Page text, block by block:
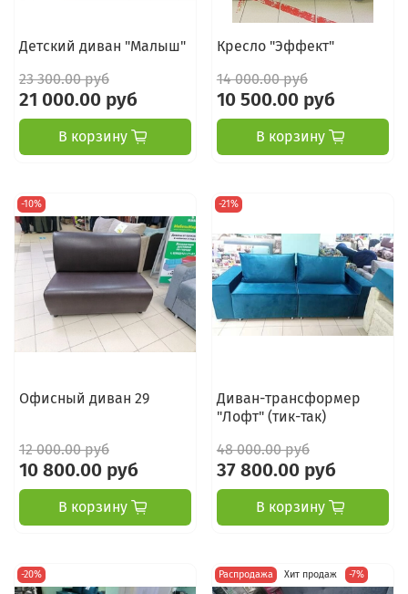
Детский диван "Малыш"
23 300.00 руб
21 000.00 руб
В корзину
Кресло "Эффект"
14 000.00 руб
10 500.00 руб
В корзину
-10%
Офисный диван 29
12 000.00 руб
10 800.00 руб
В корзину
-21%
Диван-трансформер
"Лофт" (тик-так)
48 000.00 руб
37 800.00 руб
В корзину
-20% Распродажа Хит продаж -7%